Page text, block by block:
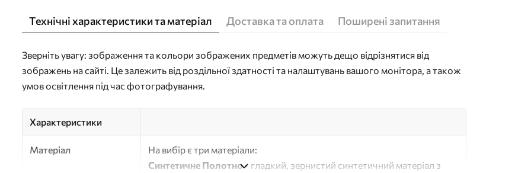
Технічні характеристики та матеріал Доставка та оплата Поширені запитання
Зверніть увагу: зображення та кольори зображених предметів можуть дещо відрізнятися від
зображень на сайті. Це залежить від роздільної здатності та налаштувань вашого монітора, а також
умов освітлення під час фотографування.
Характеристики
Матеріал
На вибір є три матеріали:
Синтетичне Полотно- гладкий, зернистий синтетичний матеріал з